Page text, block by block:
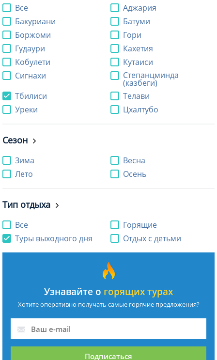
Все
Аджария
Бакуриани
Батуми
Боржоми
Гори
Гудаури
Кахетия
Кобулети
Кутаиси
Сигнахи
Степанцминда
(казбеги)
Тбилиси
Телави
Уреки
Цхалтубо
Сезон
Зима
Весна
Лето
Осень
Тип отдыха
Все
Горящие
Туры выходного дня
Отдых с детьми
Узнавайте о горящих турах
Хотите оперативно получать самые горячие предложения?
Подписаться